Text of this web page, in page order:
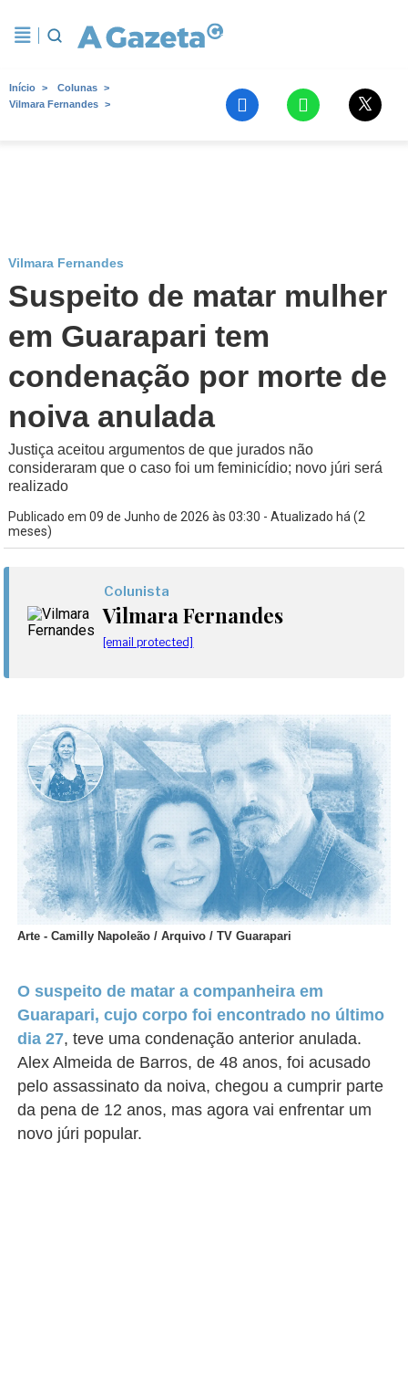
Início
Colunas
Vilmara Fernandes
Vilmara Fernandes
Suspeito de matar mulher
em Guarapari tem
condenação por morte de
noiva anulada
Justiça aceitou argumentos de que jurados não
consideraram que o caso foi um feminicídio; novo júri será
realizado
Publicado em 09 de Junho de 2026 às 03:30 - Atualizado há (2
meses)
Colunista
Vilmara Fernandes
[email protected]
Arte - Camilly Napoleão / Arquivo / TV Guarapari
O suspeito de matar a companheira em
Guarapari, cujo corpo foi encontrado no último
dia 27, teve uma condenação anterior anulada.
Alex Almeida de Barros, de 48 anos, foi acusado
pelo assassinato da noiva, chegou a cumprir parte
da pena de 12 anos, mas agora vai enfrentar um
novo júri popular.